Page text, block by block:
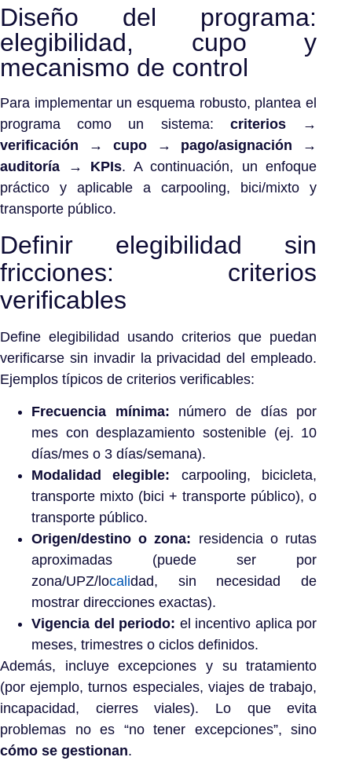
Diseño del programa:
elegibilidad, cupo y
mecanismo de control
Para implementar un esquema robusto, plantea el
programa como un sistema: criterios →
verificación → cupo → pago/asignación →
auditoría → KPIs. A continuación, un enfoque
práctico y aplicable a carpooling, bici/mixto y
transporte público.
Definir elegibilidad sin
fricciones: criterios
verificables
Define elegibilidad usando criterios que puedan
verificarse sin invadir la privacidad del empleado.
Ejemplos típicos de criterios verificables:
Frecuencia mínima: número de días por
mes con desplazamiento sostenible (ej. 10
días/mes o 3 días/semana).
Modalidad elegible: carpooling, bicicleta,
transporte mixto (bici + transporte público), o
transporte público.
Origen/destino o zona: residencia o rutas
aproximadas (puede ser por
zona/UPZ/localidad, sin necesidad de
mostrar direcciones exactas).
Vigencia del periodo: el incentivo aplica por
meses, trimestres o ciclos definidos.
Además, incluye excepciones y su tratamiento
(por ejemplo, turnos especiales, viajes de trabajo,
incapacidad, cierres viales). Lo que evita
problemas no es “no tener excepciones”, sino
cómo se gestionan.